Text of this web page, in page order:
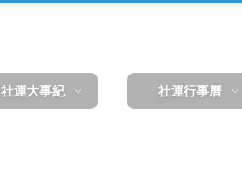
社運大事紀 社運行事曆